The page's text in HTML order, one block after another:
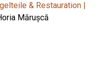
& Restauration |
Mărușcă